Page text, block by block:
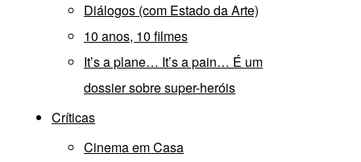
Diálogos (com Estado da Arte)
10 anos, 10 filmes
It’s a plane… It’s a pain… É um
dossier sobre super-heróis
Críticas
Cinema em Casa